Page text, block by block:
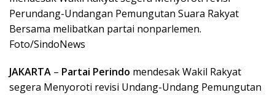
Perundang-Undangan Pemungutan Suara Rakyat
Bersama melibatkan partai nonparlemen.
Foto/SindoNews
JAKARTA – Partai Perindo mendesak Wakil Rakyat
segera Menyoroti revisi Undang-Undang Pemungutan